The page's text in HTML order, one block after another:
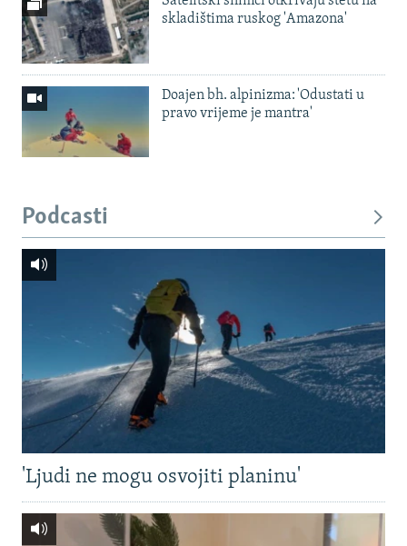
skladištima ruskog 'Amazona'
Doajen bh. alpinizma: 'Odustati u
pravo vrijeme je mantra'
Podcasti
'Ljudi ne mogu osvojiti planinu'